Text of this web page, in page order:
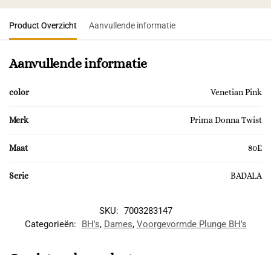
Product Overzicht Aanvullende informatie
Aanvullende informatie
color Venetian Pink
Merk Prima Donna Twist
Maat 80E
Serie BADALA
SKU: 7003283147
Categorieën:
BH's, Dames, Voorgevormde Plunge BH's